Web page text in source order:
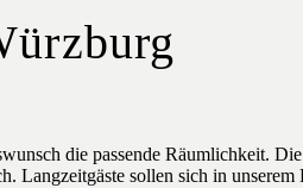
die passende Räumlichkeit.
Langzeitgäste sollen sich in